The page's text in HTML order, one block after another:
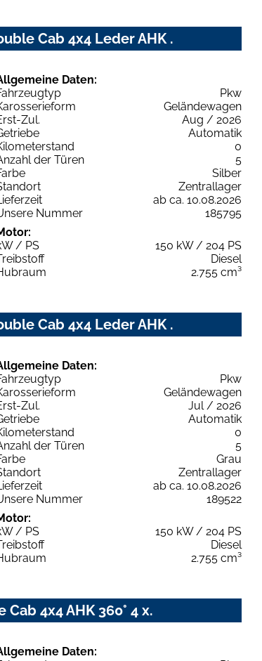
Cab 4x4 Leder AHK .
Daten:
Pkw
Geländewagen
Zul.
Aug / 2026
Automatik
0
der Türen
5
Silber
Zentrallager
ab ca. 10.08.2026
Nummer
185795
/ PS
150 kW / 204 PS
Diesel
2.755 cm³
Cab 4x4 Leder AHK .
Daten:
Pkw
Geländewagen
Zul.
Jul / 2026
Automatik
0
der Türen
5
Grau
Zentrallager
ab ca. 10.08.2026
Nummer
189522
/ PS
150 kW / 204 PS
Diesel
2.755 cm³
4x4 AHK 360° 4 x.
Daten: